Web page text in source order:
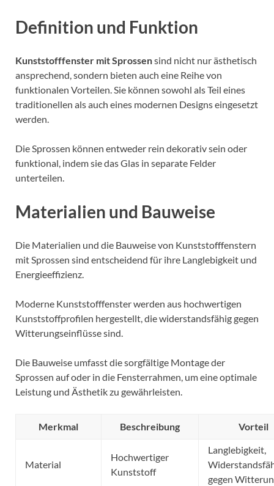
Definition und Funktion
Kunststofffenster mit Sprossensind nicht nur ästhetisch
ansprechend, sondern bieten auch eine Reihe von
funktionalen Vorteilen. Sie können sowohl als Teil eines
traditionellen als auch eines modernen Designs eingesetzt
werden.
Die Sprossen können entweder rein dekorativ sein oder
funktional, indem sie das Glas in separate Felder
unterteilen.
Materialien und Bauweise
Die Materialien und die Bauweise von Kunststofffenstern
mit Sprossen sind entscheidend für ihre Langlebigkeit und
Energieeffizienz.
Moderne Kunststofffenster werden aus hochwertigen
Kunststoffprofilen hergestellt, die widerstandsfähig gegen
Witterungseinflüsse sind.
Die Bauweise umfasst die sorgfältige Montage der
Sprossen auf oder in die Fensterrahmen, um eine optimale
Leistung und Ästhetik zu gewährleisten.
Merkmal Beschreibung Vorteil
Material
Hochwertiger
Kunststoff
Langlebigkeit,
gegen